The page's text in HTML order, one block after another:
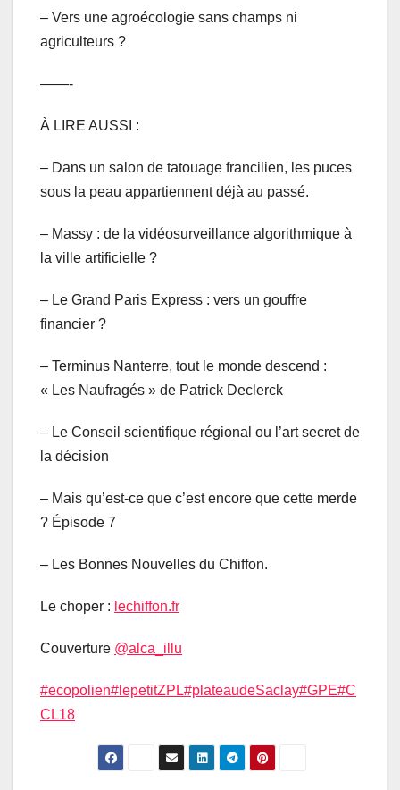
– Vers une agroécologie sans champs ni
agriculteurs ?
——-
À LIRE AUSSI :
– Dans un salon de tatouage francilien, les puces
sous la peau appartiennent déjà au passé.
– Massy : de la vidéosurveillance algorithmique à
la ville artificielle ?
– Le Grand Paris Express : vers un gouffre
financier ?
– Terminus Nanterre, tout le monde descend :
« Les Naufragés » de Patrick Declerck
– Le Conseil scientifique régional ou l’art secret de
la décision
– Mais qu’est-ce que c’est encore que cette merde
? Épisode 7
– Les Bonnes Nouvelles du Chiffon.
Le choper : lechiffon.fr
Couverture @alca_illu
#ecopolien#lepetitZPL#plateaudeSaclay#GPE#C
CL18